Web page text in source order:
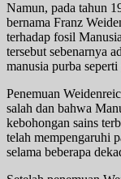
Namun, pada tahun
bernama Franz
terhadap fosil
tersebut sebenarnya
manusia purba
Penemuan
salah dan bahwa
kebohongan sains
telah mempengaruhi
selama beberapa